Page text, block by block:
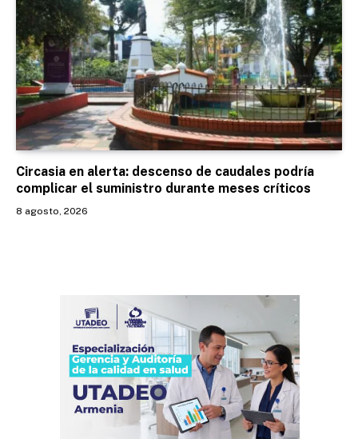
Circasia en alerta: descenso de caudales podría
complicar el suministro durante meses críticos
8 agosto, 2026